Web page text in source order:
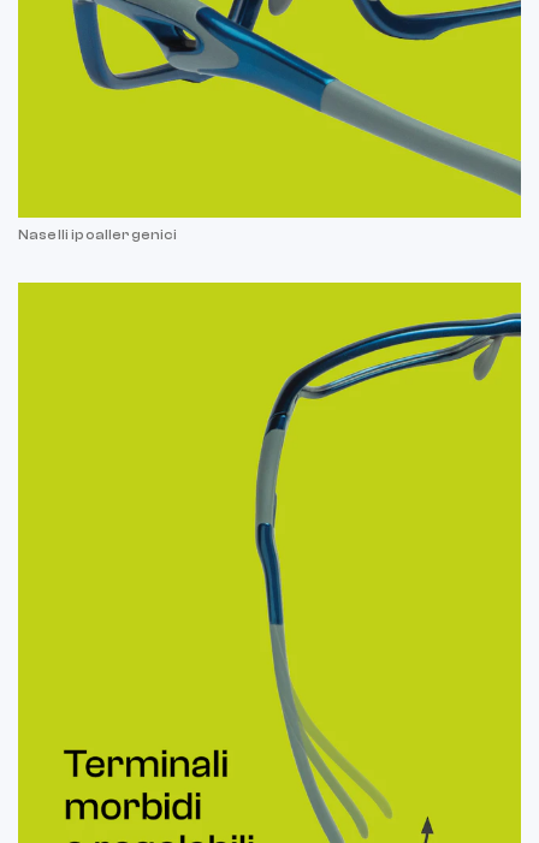
Naselli ipoallergenici